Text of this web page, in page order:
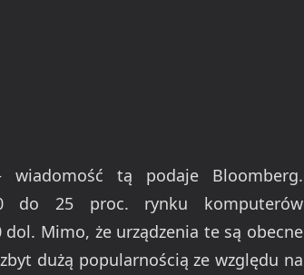
wiadomość tą podaje Bloomberg.
do 25 proc. rynku komputerów
Mimo, że urządzenia te są obecne
dużą popularnością ze względu na